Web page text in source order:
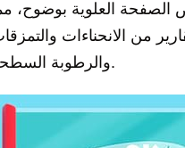
والرطوبة السطحية.